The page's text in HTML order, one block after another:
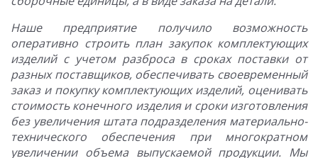
Наше предприятие получило возможность
оперативно строить план закупок комплектующих
изделий с учетом разброса в сроках поставки от
разных поставщиков, обеспечивать своевременный
заказ и покупку комплектующих изделий, оценивать
стоимость конечного изделия и сроки изготовления
без увеличения штата подразделения материально-
технического обеспечения при многократном
увеличении объема выпускаемой продукции. Мы